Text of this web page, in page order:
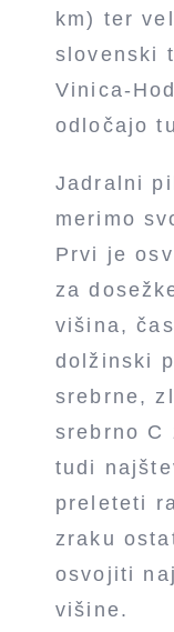
km) ter
slovenski
Vinica-
odločajo
Jadralni
merimo
Prvi je
za
višina,
dolžinski
srebrne,
srebrno C
tudi
preleteti
zraku
osvojiti
višine.